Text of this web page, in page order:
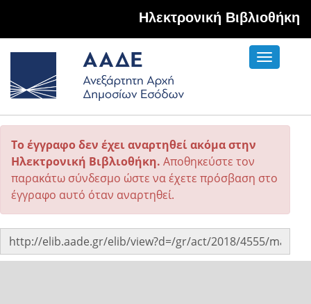
Hλεκτρονική Βιβλιοθήκη
Toggle
Το έγγραφο δεν έχει αναρτηθεί ακόμα στην
Ηλεκτρονική Βιβλιοθήκη. Αποθηκεύστε τον
παρακάτω σύνδεσμο ώστε να έχετε πρόσβαση στο
έγγραφο αυτό όταν αναρτηθεί.